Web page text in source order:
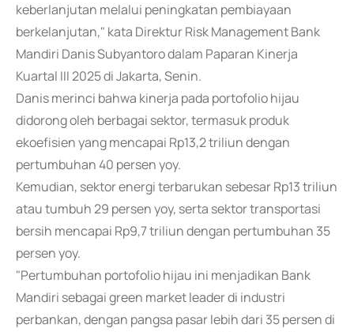
keberlanjutan melalui peningkatan pembiayaan
berkelanjutan," kata Direktur Risk Management Bank
Mandiri Danis Subyantoro dalam Paparan Kinerja
Kuartal III 2025 di Jakarta, Senin.
Danis merinci bahwa kinerja pada portofolio hijau
didorong oleh berbagai sektor, termasuk produk
ekoefisien yang mencapai Rp13,2 triliun dengan
pertumbuhan 40 persen yoy.
Kemudian, sektor energi terbarukan sebesar Rp13 triliun
atau tumbuh 29 persen yoy, serta sektor transportasi
bersih mencapai Rp9,7 triliun dengan pertumbuhan 35
persen yoy.
"Pertumbuhan portofolio hijau ini menjadikan Bank
Mandiri sebagai green market leader di industri
perbankan, dengan pangsa pasar lebih dari 35 persen di